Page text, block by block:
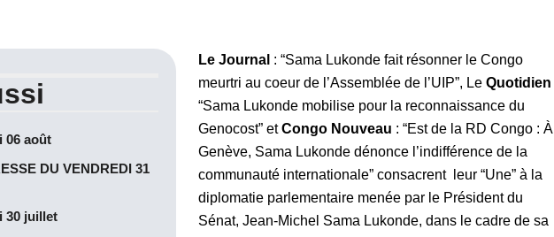
06 août
DU VENDREDI 31
30 juillet
Le Journal : “Sama Lukonde fait résonner le Congo
meurtri au coeur de l’Assemblée de l’UIP”, Le Quotidien
“Sama Lukonde mobilise pour la reconnaissance du
Genocost” etCongo Nouveau : “Est de la RD Congo : À
Genève, Sama Lukonde dénonce l’indifférence de la
communauté internationale” consacrent leur “Une” à la
diplomatie parlementaire menée par le Président du
Sénat, Jean-Michel Sama Lukonde, dans le cadre de sa